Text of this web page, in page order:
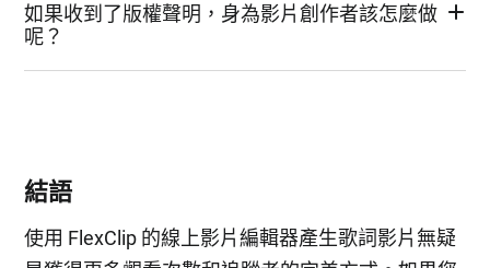
如果收到了版權聲明，身為影片創作者該怎麼做
呢？
結語
使用 FlexClip 的線上影片編輯器產生歌詞影片無疑